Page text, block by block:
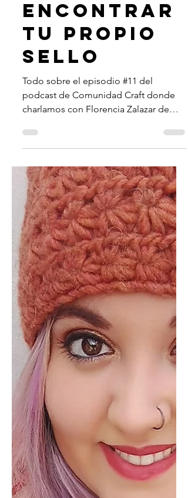
luciana bongiovanni
10 may 2021
5 min de lectura
ENCONTRAR
TU PROPIO
SELLO
Todo sobre el episodio #11 del
de...